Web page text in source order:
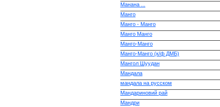
Манана ...
Манго
Манго - Манго
Манго Манго
Манго-Манго
Манго-Манго (к/ф ДМБ)
Мангол Шуудан
Мандала
мандала на русском
Мандариновий рай
Мандри